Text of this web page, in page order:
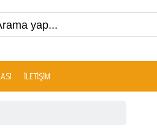
İLETIŞIM